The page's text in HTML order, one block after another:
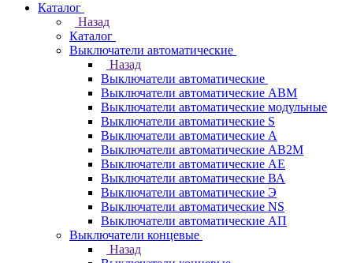
Каталог
Назад
Каталог
Выключатели автоматические
Назад
Выключатели автоматические
Выключатели автоматические АВМ
Выключатели автоматические модульные
Выключатели автоматические S
Выключатели автоматические А
Выключатели автоматические АВ2М
Выключатели автоматические АЕ
Выключатели автоматические ВА
Выключатели автоматические Э
Выключатели автоматические NS
Выключатели автоматические АП
Выключатели концевые
Назад